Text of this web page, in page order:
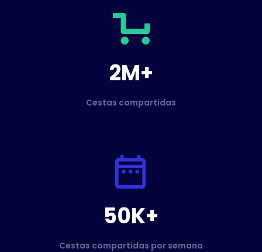
2M+
Cestas compartidas
50K+
Cestas compartidas por semana